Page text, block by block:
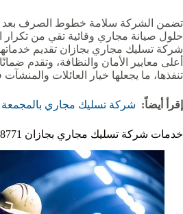
تضمن الشركة سلامة خطوط الصرف بعد
حلول صيانة مجاري وقائية تقي من تكرار
شركة تسليك مجاري بجازان تقديم
أعلى معايير الأمان والنظافة، وتقدم
تنفذها، ما يجعلها خيار العائلات
إقرأ أيضاً: شركة تسليك مجاري بالمجمعة‏
خدمات شركة تسليك مجاري بجازان 0507898771